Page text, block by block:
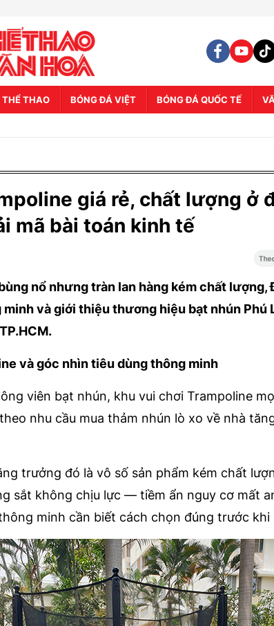
THỂ THAO BÓNG ĐÁ VIỆT BÓNG ĐÁ QUỐC TẾ
giá rẻ, chất lượng ở
mã bài toán kinh tế
nổ nhưng tràn lan hàng kém chất lượng,
và giới thiệu thương hiệu bạt nhún Phú
và góc nhìn tiêu dùng thông minh
viên bạt nhún, khu vui chơi Trampoline
nhu cầu mua thảm nhún lò xo về nhà
trưởng đó là vô số sản phẩm kém chất
sắt không chịu lực — tiềm ẩn nguy cơ mất
minh cần biết cách chọn đúng trước khi